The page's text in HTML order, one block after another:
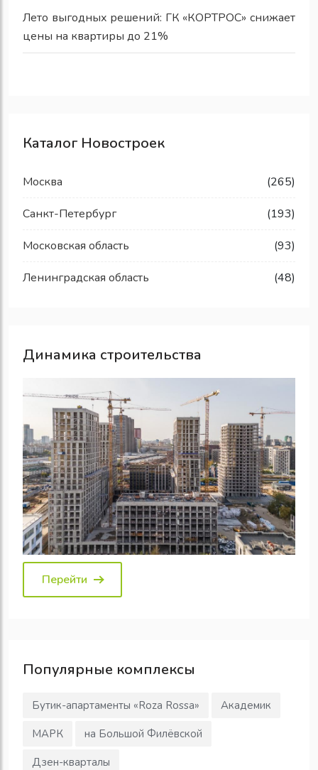
Лето выгодных решений: ГК «КОРТРОС» снижает
цены на квартиры до 21%
Каталог Новостроек
Москва (265)
Санкт-Петербург (193)
Московская область (93)
Ленинградская область (48)
Динамика строительства
Перейти
Популярные комплексы
Бутик-апартаменты «Roza Rossa»
Академик
МАРК
на Большой Филёвской
Дзен-кварталы